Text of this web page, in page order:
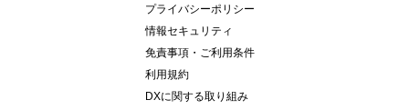
プライバシーポリシー
情報セキュリティ
免責事項・ご利用条件
利用規約
DXに関する取り組み